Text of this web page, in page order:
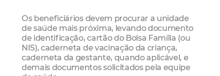
Os beneficiários devem procurar a unidade
de saúde mais próxima, levando documento
de identificação, cartão do Bolsa Família (ou
NIS), caderneta de vacinação da criança,
caderneta da gestante, quando aplicável, e
demais documentos solicitados pela equipe